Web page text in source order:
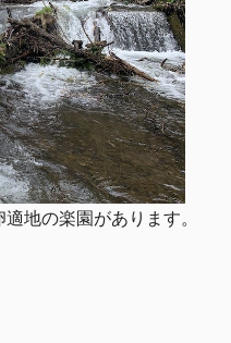
地の楽園があります。